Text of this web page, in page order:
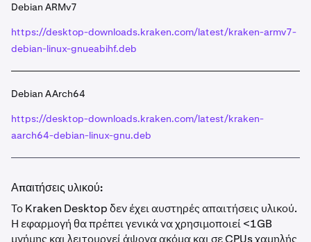
Debian ARMv7
https://desktop-downloads.kraken.com/latest/kraken-armv7-
debian-linux-gnueabihf.deb
Debian AArch64
https://desktop-downloads.kraken.com/latest/kraken-
aarch64-debian-linux-gnu.deb
Απαιτήσεις υλικού:
Το Kraken Desktop δεν έχει αυστηρές απαιτήσεις υλικού.
Η εφαρμογή θα πρέπει γενικά να χρησιμοποιεί <1GB
μνήμης και λειτουργεί άψογα ακόμα και σε CPUs χαμηλής